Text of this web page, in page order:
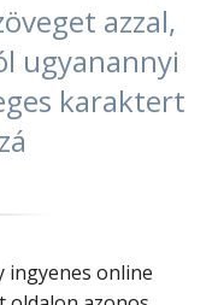
azzal,
ugyanannyi
karaktert
ingyenes online